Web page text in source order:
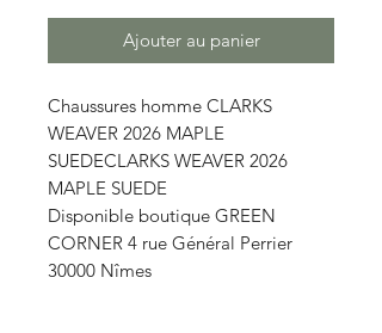
Ajouter au panier
Chaussures homme CLARKS
WEAVER 2026 MAPLE
SUEDECLARKS WEAVER 2026
MAPLE SUEDE
Disponible boutique GREEN
CORNER 4 rue Général Perrier
30000 Nîmes